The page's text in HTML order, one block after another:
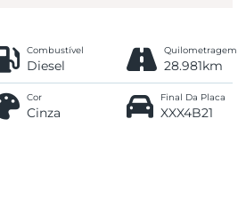
Combustível
Diesel
Quilometragem
28.981km
Cor
Cinza
Final Da Placa
XXX4B21